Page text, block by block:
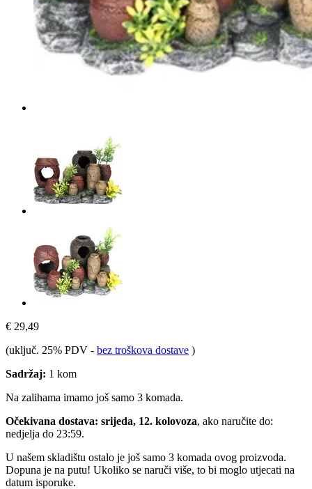
€ 29,49
(uključ. 25% PDV - bez troškova dostave )
Sadržaj: 1 kom
Na zalihama imamo još samo 3 komada.
Očekivana dostava: srijeda, 12. kolovoza, ako naručite do:
nedjelja do 23:59.
U našem skladištu ostalo je još samo 3 komada ovog proizvoda.
Dopuna je na putu! Ukoliko se naruči više, to bi moglo utjecati na
datum isporuke.